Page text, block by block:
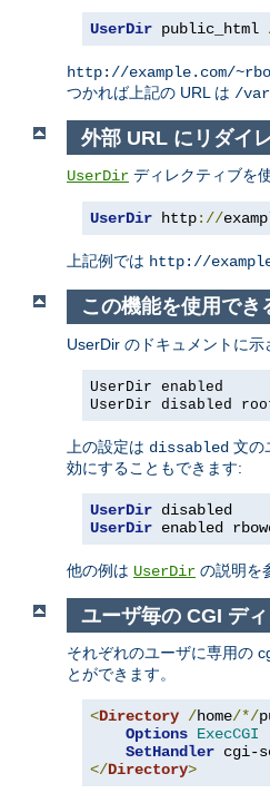
UserDir public_html
http://example.com/
つかれば上記の URL は /
外部 URL にリダイ
UserDir ディレクティブを
UserDir http://
上記例では http://
この機能を使用でき
UserDir のドキュメントに
UserDir enabled
UserDir disabled
上の設定は dissabled 文の
効にすることもできます:
UserDir disabled
UserDir enabled
他の例は UserDir の説明を
ユーザ毎の CGI ディ
それぞれのユーザに専用の
とができます。
<Directory /home/*/
Options ExecCGI
SetHandler
</Directory>